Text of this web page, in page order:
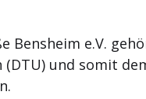
Bensheim e.V.
(DTU) und somit